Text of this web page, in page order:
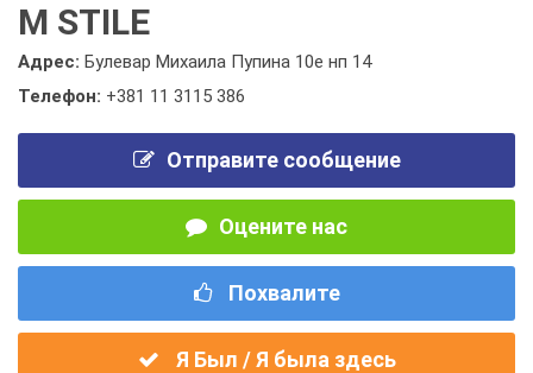
M STILE
Адрес: Булевар Михаила Пупина 10е нп 14
Телефон: +381 11 3115 386
Отправите сообщение
Оцените нас
Похвалите
Я Был / Я была здесь